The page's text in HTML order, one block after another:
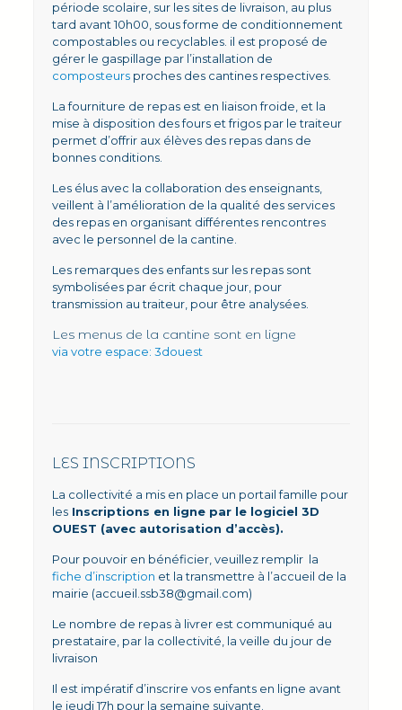
période scolaire, sur les sites de livraison, au plus
tard avant 10h00, sous forme de conditionnement
compostables ou recyclables. il est proposé de
gérer le gaspillage par l’installation de
composteursproches des cantines respectives.
La fourniture de repas est en liaison froide, et la
mise à disposition des fours et frigos par le traiteur
permet d’offrir aux élèves des repas dans de
bonnes conditions.
Les élus avec la collaboration des enseignants,
veillent à l’amélioration de la qualité des services
des repas en organisant différentes rencontres
avec le personnel de la cantine.
Les remarques des enfants sur les repas sont
symbolisées par écrit chaque jour, pour
transmission au traiteur, pour être analysées.
Les menus de la cantine sont en ligne
via votre espace: 3douest
LES INSCRIPTIONS
La collectivité a mis en place un portail famille pour
lesInscriptions en ligne par le logiciel 3D
OUEST (avec autorisation d’accès).
Pour pouvoir en bénéficier, veuillez remplir la
fiche d’inscription et la transmettre à l’accueil de la
mairie (accueil.ssb38@gmail.com)
Le nombre de repas à livrer est communiqué au
prestataire, par la collectivité, la veille du jour de
livraison
Il est impératif d’inscrire vos enfants en ligne avant
le jeudi 17h pour la semaine suivante.